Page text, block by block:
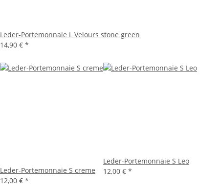
Leder-Portemonnaie L Velours stone green
14,90 € *
Leder-Portemonnaie S creme
12,00 € *
Leder-Portemonnaie S Leo
12,00 € *